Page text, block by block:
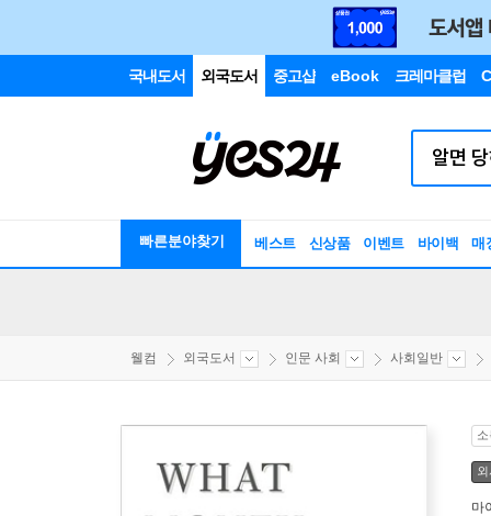
국내도서 외국도서 중고샵 eBook 크레마클럽
빠른분야찾기 베스트 신상품 이벤트 바이백 매
웰컴 외국도서 인문 사회 사회일반
마